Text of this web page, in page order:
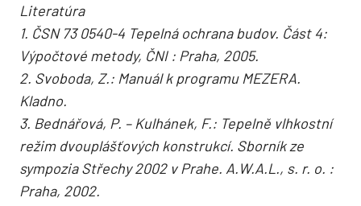
Literatúra
1. ČSN 73 0540-4 Tepelná ochrana budov. Část 4:
Výpočtové metody, ČNI : Praha, 2005.
2. Svoboda, Z.: Manuál k programu MEZERA.
Kladno.
3. Bednářová, P. – Kulhánek, F.: Tepelně vlhkostní
režim dvouplášťových konstrukcí. Sborník ze
sympozia Střechy 2002 v Prahe. A.W.A.L., s. r. o. :
Praha, 2002.